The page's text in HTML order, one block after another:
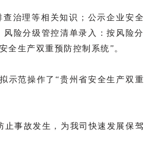
治理等相关知识；公示企业安全
险分级管控清单录入：按风险分
全生产双重预防控制系统”。
示范操作了“贵州省安全生产双重
事故发生，为我司快速发展保驾